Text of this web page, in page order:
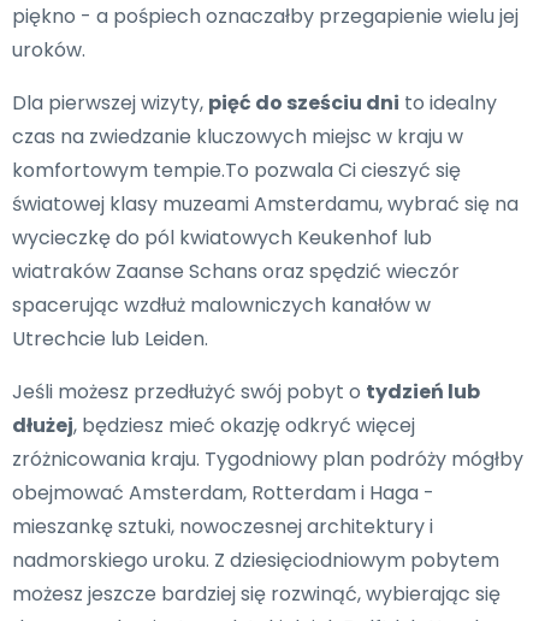
piękno - a pośpiech oznaczałby przegapienie wielu jej
uroków.
Dla pierwszej wizyty, pięć do sześciu dni to idealny
czas na zwiedzanie kluczowych miejsc w kraju w
komfortowym tempie.To pozwala Ci cieszyć się
światowej klasy muzeami Amsterdamu, wybrać się na
wycieczkę do pól kwiatowych Keukenhof lub
wiatraków Zaanse Schans oraz spędzić wieczór
spacerując wzdłuż malowniczych kanałów w
Utrechcie lub Leiden.
Jeśli możesz przedłużyć swój pobyt o tydzień lub
dłużej, będziesz mieć okazję odkryć więcej
zróżnicowania kraju. Tygodniowy plan podróży mógłby
obejmować Amsterdam, Rotterdam i Haga -
mieszankę sztuki, nowoczesnej architektury i
nadmorskiego uroku. Z dziesięciodniowym pobytem
możesz jeszcze bardziej się rozwinąć, wybierając się